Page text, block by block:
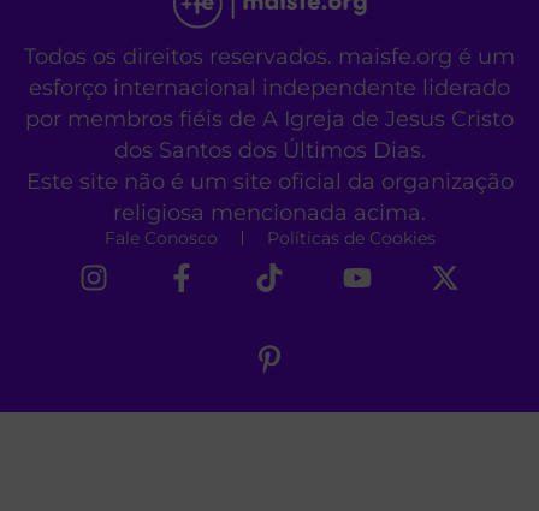
Todos os direitos reservados. maisfe.org é um
esforço internacional independente liderado
por membros fiéis de A Igreja de Jesus Cristo
dos Santos dos Últimos Dias.
Este site não é um site oficial da organização
religiosa mencionada acima.
Fale Conosco Políticas de Cookies